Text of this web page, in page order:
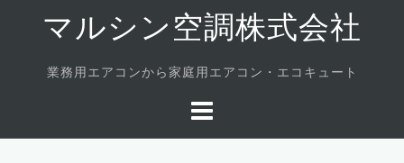
マルシン空調株式会社
業務用エアコンから家庭用エアコン・エコキュート